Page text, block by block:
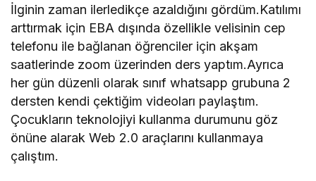
İlginin zaman ilerledikçe azaldığını gördüm.Katılımı
arttırmak için EBA dışında özellikle velisinin cep
telefonu ile bağlanan öğrenciler için akşam
saatlerinde zoom üzerinden ders yaptım.Ayrıca
her gün düzenli olarak sınıf whatsapp grubuna 2
dersten kendi çektiğim videoları paylaştım.
Çocukların teknolojiyi kullanma durumunu göz
önüne alarak Web 2.0 araçlarını kullanmaya
çalıştım.